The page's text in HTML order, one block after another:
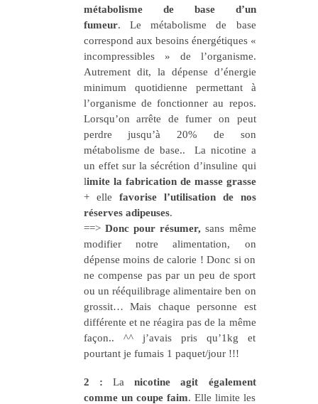
métabolisme de base d’un
fumeur. Le métabolisme de base
correspond aux besoins énergétiques «
incompressibles » de l’organisme.
Autrement dit, la dépense d’énergie
minimum quotidienne permettant à
l’organisme de fonctionner au repos.
Lorsqu’on arrête de fumer on peut
perdre jusqu’à 20% de son
métabolisme de base.. La nicotine a
un effet sur la sécrétion d’insuline qui
limite la fabrication de masse grasse
+ elle favorise l’utilisation de nos
réserves adipeuses.
==> Donc pour résumer, sans même
modifier notre alimentation, on
dépense moins de calorie ! Donc si on
ne compense pas par un peu de sport
ou un rééquilibrage alimentaire ben on
grossit… Mais chaque personne est
différente et ne réagira pas de la même
façon.. ^^ j’avais pris qu’1kg et
pourtant je fumais 1 paquet/jour !!!
2 : Lanicotine agit également
comme un coupe faim. Elle limite les